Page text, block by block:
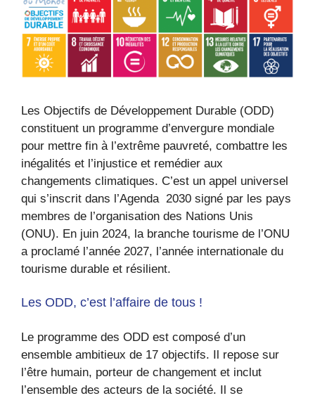
Les Objectifs de Développement Durable (ODD)
constituent un programme d’envergure mondiale
pour mettre fin à l’extrême pauvreté, combattre les
inégalités et l’injustice et remédier aux
changements climatiques. C’est un appel universel
qui s’inscrit dans l’Agenda 2030 signé par les pays
membres de l’organisation des Nations Unis
(ONU). En juin 2024, la branche tourisme de l’ONU
a proclamé l’année 2027, l’année internationale du
tourisme durable et résilient.
Les ODD, c’est l’affaire de tous !
Le programme des ODD est composé d’un
ensemble ambitieux de 17 objectifs. Il repose sur
l’être humain, porteur de changement et inclut
l’ensemble des acteurs de la société. Il se